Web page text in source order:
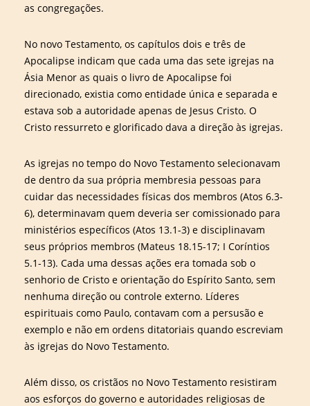
as congregações.
No novo Testamento, os capítulos dois e três de
Apocalipse indicam que cada uma das sete igrejas na
Ásia Menor as quais o livro de Apocalipse foi
direcionado, existia como entidade única e separada e
estava sob a autoridade apenas de Jesus Cristo. O
Cristo ressurreto e glorificado dava a direção às igrejas.
As igrejas no tempo do Novo Testamento selecionavam
de dentro da sua própria membresia pessoas para
cuidar das necessidades físicas dos membros (Atos 6.3-
6), determinavam quem deveria ser comissionado para
ministérios específicos (Atos 13.1-3) e disciplinavam
seus próprios membros (Mateus 18.15-17; I Coríntios
5.1-13). Cada uma dessas ações era tomada sob o
senhorio de Cristo e orientação do Espírito Santo, sem
nenhuma direção ou controle externo. Líderes
espirituais como Paulo, contavam com a persusão e
exemplo e não em ordens ditatoriais quando escreviam
às igrejas do Novo Testamento.
Além disso, os cristãos no Novo Testamento resistiram
aos esforços do governo e autoridades religiosas de